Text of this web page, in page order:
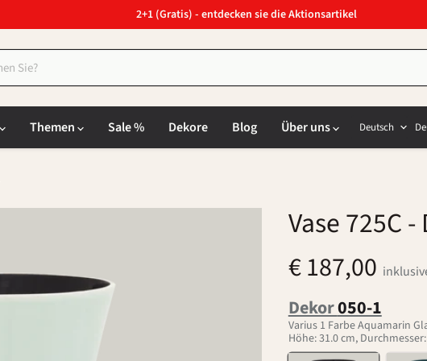
2+1 (Gratis) - entdecken sie die Aktionsartikel
Themen Sale % Dekore Blog Über uns Deutsch
Vase 725C-
€ 187,00
Dekor050-1
Varius 1 Farbe Aquamarin
Höhe: 31.0 cm,